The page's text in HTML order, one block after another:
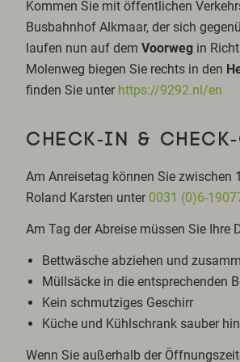
Kommen Sie mit öffentlichen
Busbahnhof Alkmaar, der sich
laufen nun auf demVoorweg in
Molenweg biegen Sie rechts in den
finden Sie unter https://9292.nl/en
CHECK-IN &
Am Anreisetag können Sie zwischen
Roland Karsten unter 0031 (0)6-
Am Tag der Abreise müssen Sie
Bettwäsche abziehen und
Müllsäcke in die entsprechenden
Kein schmutziges Geschirr
Küche und Kühlschrank sauber
Wenn Sie außerhalb der